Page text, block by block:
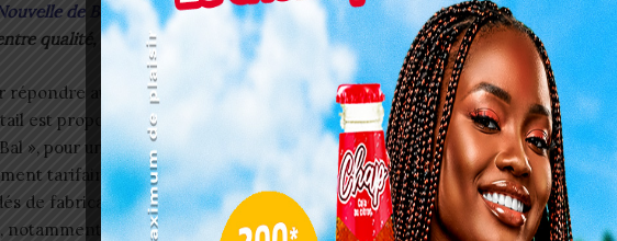
de Boissons, une entreprise implantée à Adétikopé, qui mise sur
qualité, prix et proximité avec les consommateurs.
répondre aux réalités du pouvoir d’achat,
est proposé à 200 F CFA, communément
», pour une bouteille de 33 cl. Un
tarifaire assumé, qui n’exclut ni la rigueur
de fabrication ni la recherche de saveurs
notamment à travers un mélange fruité